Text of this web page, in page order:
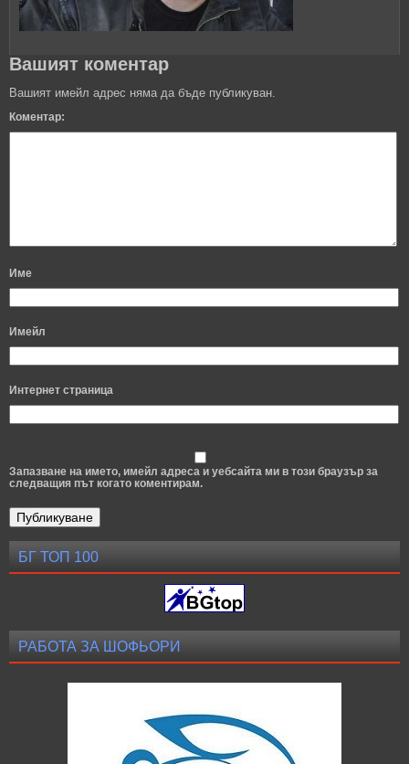
Вашият коментар
Вашият имейл адрес няма да бъде публикуван.
Коментар:
Име
Имейл
Интернет страница
Запазване на името, имейл адреса и уебсайта ми в този браузър за
следващия път когато коментирам.
БГ ТОП 100
РАБОТА ЗА ШОФЬОРИ